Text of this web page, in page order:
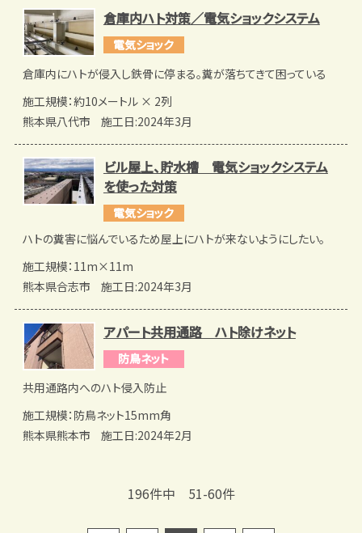
倉庫内ハト対策／電気ショックシステム
電気ショック
倉庫内にハトが侵入し鉄骨に停まる。糞が落ちてきて困っている
施工規模：約10メートル × 2列
熊本県八代市
施工日:2024年3月
ビル屋上、貯水槽 電気ショックシステム
を使った対策
電気ショック
ハトの糞害に悩んでいるため屋上にハトが来ないようにしたい。
施工規模：11m×11m
熊本県合志市
施工日:2024年3月
アパート共用通路 ハト除けネット
防鳥ネット
共用通路内へのハト侵入防止
施工規模：防鳥ネット15mm角
熊本県熊本市
施工日:2024年2月
196件中 51-60件